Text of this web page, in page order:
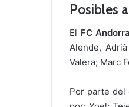
Posibles
El FC Andorra
Alende,
Valera; Marc
Por parte